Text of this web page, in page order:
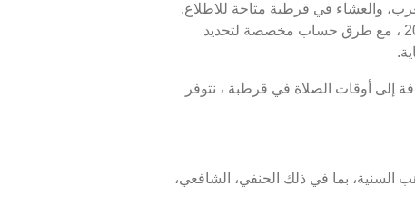
والعشاء في قرطبة متاحة للاطلاع.
أوقات الصلاة اليوم، 22 صفر 1448 ، وبرنامج الأيام السبعة القادمة، من 07 أغسطس 2026 إلى 14 أغسطس 2026 ، مع طرق حساب مخصصة لتحديد
في قرطبة هو 18:46، ووقت انتهاء السحور أو الفجر في قرطبة هو 06:37. بالإضافة إلى أوقات الصلاة في قرطبة ، نتوفر
السنية، بما في ذلك الحنفي، الشافعي،